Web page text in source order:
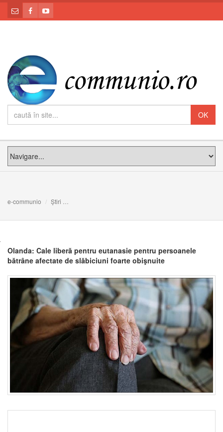
e-communio Știri
Olanda: Cale liberă pentru eutanasie pentru persoanele
bătrâne afectate de slăbiciuni foarte obişnuite